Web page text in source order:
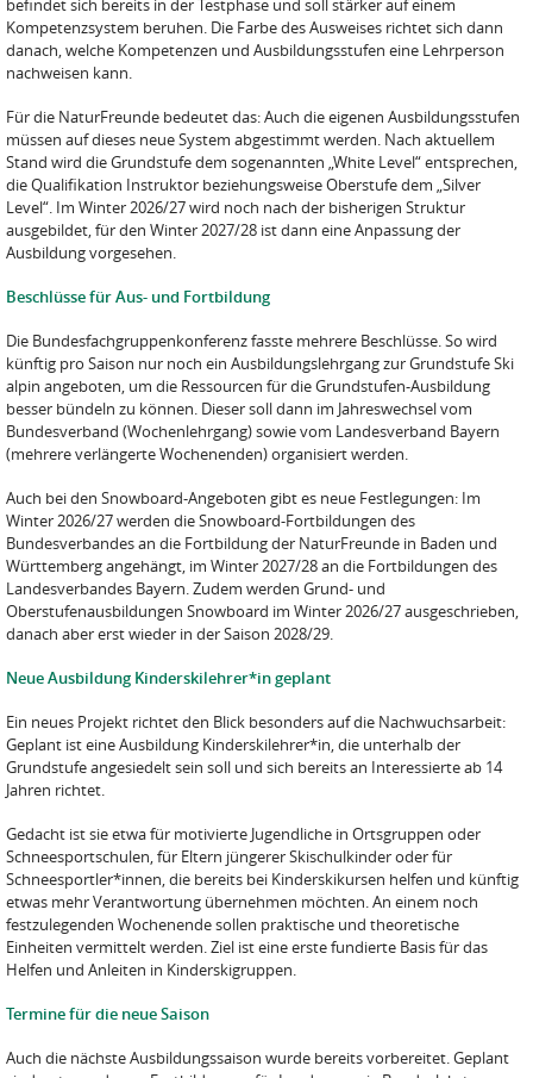
befindet sich bereits in der Testphase und soll stärker auf einem
Kompetenzsystem beruhen. Die Farbe des Ausweises richtet sich dann
danach, welche Kompetenzen und Ausbildungsstufen eine Lehrperson
nachweisen kann.
Für die NaturFreunde bedeutet das: Auch die eigenen Ausbildungsstufen
müssen auf dieses neue System abgestimmt werden. Nach aktuellem
Stand wird die Grundstufe dem sogenannten „White Level“ entsprechen,
die Qualifikation Instruktor beziehungsweise Oberstufe dem „Silver
Level“. Im Winter 2026/27 wird noch nach der bisherigen Struktur
ausgebildet, für den Winter 2027/28 ist dann eine Anpassung der
Ausbildung vorgesehen.
Beschlüsse für Aus- und Fortbildung
Die Bundesfachgruppenkonferenz fasste mehrere Beschlüsse. So wird
künftig pro Saison nur noch ein Ausbildungslehrgang zur Grundstufe Ski
alpin angeboten, um die Ressourcen für die Grundstufen-Ausbildung
besser bündeln zu können. Dieser soll dann im Jahreswechsel vom
Bundesverband (Wochenlehrgang) sowie vom Landesverband Bayern
(mehrere verlängerte Wochenenden) organisiert werden.
Auch bei den Snowboard-Angeboten gibt es neue Festlegungen: Im
Winter 2026/27 werden die Snowboard-Fortbildungen des
Bundesverbandes an die Fortbildung der NaturFreunde in Baden und
Württemberg angehängt, im Winter 2027/28 an die Fortbildungen des
Landesverbandes Bayern. Zudem werden Grund- und
Oberstufenausbildungen Snowboard im Winter 2026/27 ausgeschrieben,
danach aber erst wieder in der Saison 2028/29.
Neue Ausbildung Kinderskilehrer*in geplant
Ein neues Projekt richtet den Blick besonders auf die Nachwuchsarbeit:
Geplant ist eine Ausbildung Kinderskilehrer*in, die unterhalb der
Grundstufe angesiedelt sein soll und sich bereits an Interessierte ab 14
Jahren richtet.
Gedacht ist sie etwa für motivierte Jugendliche in Ortsgruppen oder
Schneesportschulen, für Eltern jüngerer Skischulkinder oder für
Schneesportler*innen, die bereits bei Kinderskikursen helfen und künftig
etwas mehr Verantwortung übernehmen möchten. An einem noch
festzulegenden Wochenende sollen praktische und theoretische
Einheiten vermittelt werden. Ziel ist eine erste fundierte Basis für das
Helfen und Anleiten in Kinderskigruppen.
Termine für die neue Saison
Auch die nächste Ausbildungssaison wurde bereits vorbereitet. Geplant